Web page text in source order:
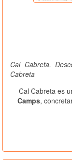
Cal Cabreta,
Cabreta
Cal Cabreta es
Camps,